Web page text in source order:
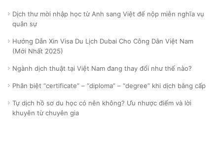
Dịch thư mời nhập học từ Anh sang Việt để nộp miễn nghĩa vụ
quân sự
Hướng Dẫn Xin Visa Du Lịch Dubai Cho Công Dân Việt Nam
(Mới Nhất 2025)
Ngành dịch thuật tại Việt Nam đang thay đổi như thế nào?
Phân biệt “certificate” – “diploma” – “degree” khi dịch bằng cấp
Tự dịch hồ sơ du học có nên không? Ưu nhược điểm và lời
khuyên từ chuyên gia